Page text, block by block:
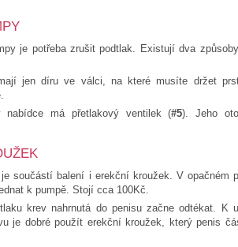
je potřeba zrušit podtlak. Existují dva
jen díru ve válci, na které musíte držet
nabídce má přetlakový ventilek (#5). Jeho
součástí balení i erekční kroužek. V opačném
k pumpě. Stojí cca 100Kč.
krev nahrnutá do penisu začne odtékat. K
je dobré použít erekční kroužek, který penis